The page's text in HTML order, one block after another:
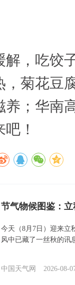
解，吃饺
菊花豆
养；华南
！
节气物候图鉴：
今天（8月7日）迎来立
风中已藏了一丝秋的讯
中国天气网 2026-08-